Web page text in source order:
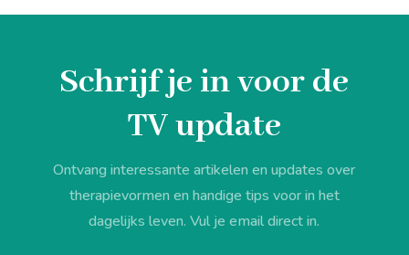
Schrijf je in voor de
TV update
Ontvang interessante artikelen en updates over
therapievormen en handige tips voor in het
dagelijks leven. Vul je email direct in.